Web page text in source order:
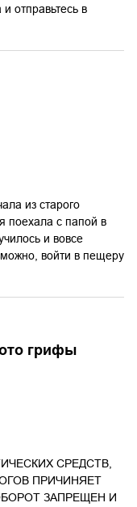
отправьтесь в
из старого
поехала с папой в
и вовсе
войти в пещеру
грифы
СРЕДСТВ,
ПРИЧИНЯЕТ
ЗАПРЕЩЕН И